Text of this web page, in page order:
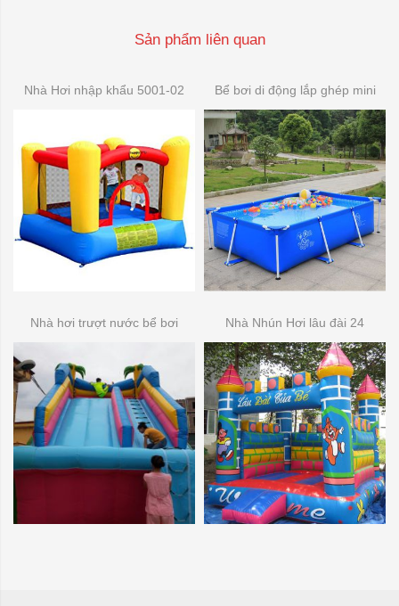
Sản phẩm liên quan
Nhà Hơi nhập khẩu 5001-02 Bể bơi di động lắp ghép mini
Nhà hơi trượt nước bể bơi Nhà Nhún Hơi lâu đài 24